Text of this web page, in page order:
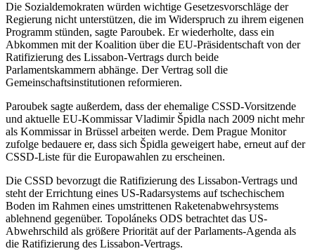
Die Sozialdemokraten würden wichtige Gesetzesvorschläge der
Regierung nicht unterstützen, die im Widerspruch zu ihrem eigenen
Programm stünden, sagte Paroubek. Er wiederholte, dass ein
Abkommen mit der Koalition über die EU-Präsidentschaft von der
Ratifizierung des Lissabon-Vertrags durch beide
Parlamentskammern abhänge. Der Vertrag soll die
Gemeinschaftsinstitutionen reformieren.
Paroubek sagte außerdem, dass der ehemalige CSSD-Vorsitzende
und aktuelle EU-Kommissar Vladimir Špidla nach 2009 nicht mehr
als Kommissar in Brüssel arbeiten werde. Dem Prague Monitor
zufolge bedauere er, dass sich Špidla geweigert habe, erneut auf der
CSSD-Liste für die Europawahlen zu erscheinen.
Die CSSD bevorzugt die Ratifizierung des Lissabon-Vertrags und
steht der Errichtung eines US-Radarsystems auf tschechischem
Boden im Rahmen eines umstrittenen Raketenabwehrsystems
ablehnend gegenüber. Topoláneks ODS betrachtet das US-
Abwehrschild als größere Priorität auf der Parlaments-Agenda als
die Ratifizierung des Lissabon-Vertrags.